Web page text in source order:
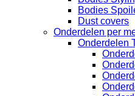
Bodies
Dust covers
Onderdelen per
Onderdelen